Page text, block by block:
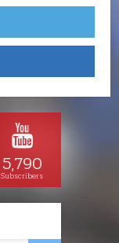
5,790
Subscribers